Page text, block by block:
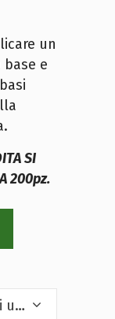
un
e
SI
200pz.
Scegli un'opzione